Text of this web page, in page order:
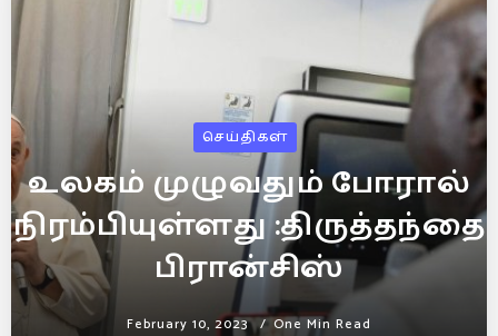
செய்திகள்
உலகம் முழுவதும் போரால்
நிரம்பியுள்ளது :திருத்தந்தை
பிரான்சிஸ்
February 10, 2023 One Min Read